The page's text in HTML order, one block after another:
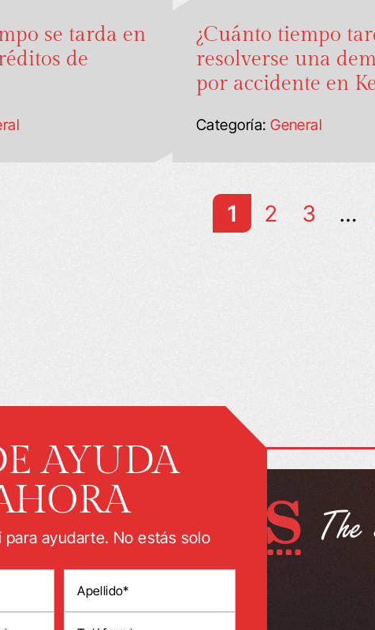
se tarda en
de
¿Cuánto tiempo
resolverse una
por accidente en
Categoría:General
1 2 3 …
AYUDA
para ayudarte. No estás solo